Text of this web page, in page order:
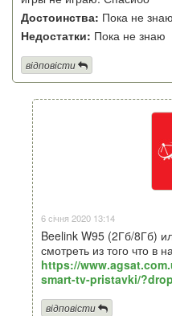
Достоинства: Пока не знаю
Недостатки: Пока не знаю
відповісти
6 січня 2020 13:14
Beelink W95 (2Гб/8Гб)
смотреть из того что в
https://
smart-tv-pristavki/
відповісти